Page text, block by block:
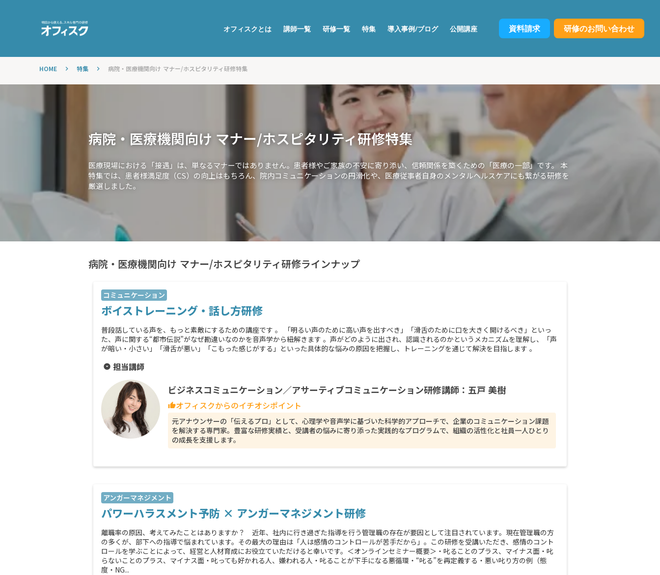
HOME keyboard_arrow_right 特集 keyboard_arrow_right 病院・医療機関向け マナー/ホスピタリティ研修特集
病院・医療機関向け マナー/ホスピタリティ研修特集
医療現場における「接遇」は、単なるマナーではありません。患者様やご家族の不安に寄り添い、信頼関係を築くための「医療の一部」です。 本
特集では、患者様満足度（CS）の向上はもちろん、院内コミュニケーションの円滑化や、医療従事者自身のメンタルヘルスケアにも繋がる研修を
厳選しました。
病院・医療機関向け マナー/ホスピタリティ研修ラインナップ
コミュニケーション
ボイストレーニング・話し方研修
普段話している声を、もっと素敵にするための講座です 。 「明るい声のために高い声を出すべき」「滑舌のために口を大きく開けるべき」といっ
た、声に関する“都市伝説”がなぜ勘違いなのかを音声学から紐解きます 。声がどのように出され、認識されるのかというメカニズムを理解し、「声
が暗い・小さい」「滑舌が悪い」「こもった感じがする」といった具体的な悩みの原因を把握し、トレーニングを通じて解決を目指します 。
arrow_drop_down_circle 担当講師
ビジネスコミュニケーション／アサーティブコミュニケーション研修講師：五戸 美樹
thumb_upオフィスクからのイチオシポイント
元アナウンサーの「伝えるプロ」として、心理学や音声学に基づいた科学的アプローチで、企業のコミュニケーション課題
を解決する専門家。豊富な研修実績と、受講者の悩みに寄り添った実践的なプログラムで、組織の活性化と社員一人ひとり
の成長を支援します。
アンガーマネジメント
パワーハラスメント予防 × アンガーマネジメント研修
離職率の原因、考えてみたことはありますか？ 近年、社内に行き過ぎた指導を行う管理職の存在が要因として注目されています。現在管理職の方
の多くが、部下への指導で悩まれています。その最大の理由は「人は感情のコントロールが苦手だから」。この研修を受講いただき、感情のコント
ロールを学ぶことによって、経営と人材育成にお役立ていただけると幸いです。＜オンラインセミナー概要＞・叱ることのプラス、マイナス面・叱
らないことのプラス、マイナス面・叱っても好かれる人、嫌われる人・叱ることが下手になる悪循環・“叱る”を再定義する・悪い叱り方の例（態
度・NG...
オフィスクとは 講師一覧 研修一覧 特集 導入事例/ブログ 公開講座 資料請求 研修のお問い合わせ